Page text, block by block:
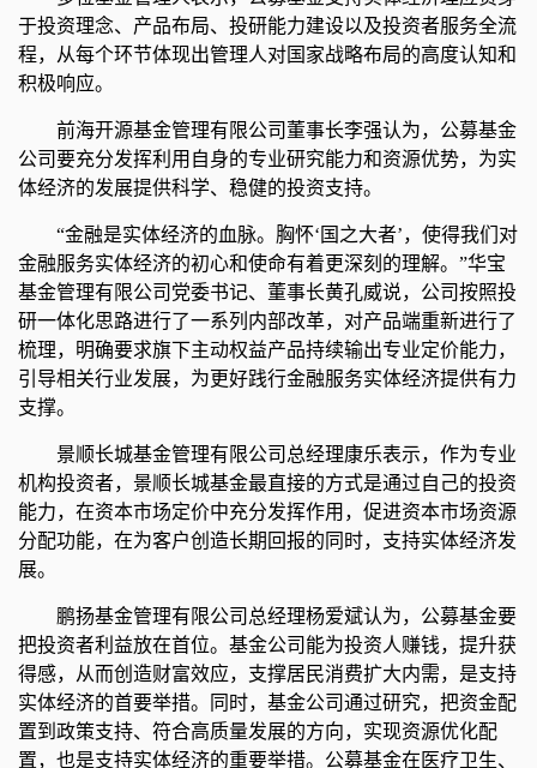
于投资理念、产品布局、投研能力建设以及投资者服务全流
程，从每个环节体现出管理人对国家战略布局的高度认知和
积极响应。
前海开源基金管理有限公司董事长李强认为，公募基金
公司要充分发挥利用自身的专业研究能力和资源优势，为实
体经济的发展提供科学、稳健的投资支持。
“金融是实体经济的血脉。胸怀‘国之大者’，使得我们对
金融服务实体经济的初心和使命有着更深刻的理解。”华宝
基金管理有限公司党委书记、董事长黄孔威说，公司按照投
研一体化思路进行了一系列内部改革，对产品端重新进行了
梳理，明确要求旗下主动权益产品持续输出专业定价能力，
引导相关行业发展，为更好践行金融服务实体经济提供有力
支撑。
景顺长城基金管理有限公司总经理康乐表示，作为专业
机构投资者，景顺长城基金最直接的方式是通过自己的投资
能力，在资本市场定价中充分发挥作用，促进资本市场资源
分配功能，在为客户创造长期回报的同时，支持实体经济发
展。
鹏扬基金管理有限公司总经理杨爱斌认为，公募基金要
把投资者利益放在首位。基金公司能为投资人赚钱，提升获
得感，从而创造财富效应，支撑居民消费扩大内需，是支持
实体经济的首要举措。同时，基金公司通过研究，把资金配
置到政策支持、符合高质量发展的方向，实现资源优化配
置，也是支持实体经济的重要举措。公募基金在医疗卫生、